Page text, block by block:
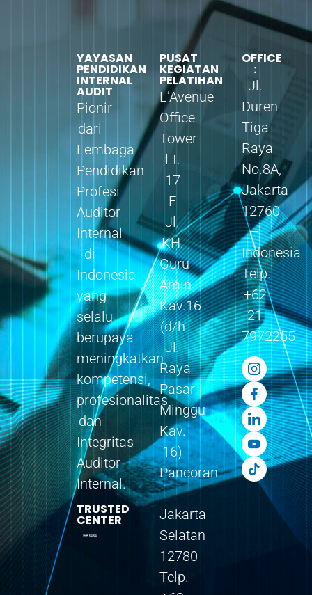
YAYASAN
PENDIDIKAN
INTERNAL
AUDIT
Pionir
dari
Lembaga
Pendidikan
Profesi
Auditor
Internal
di
Indonesia
yang
selalu
berupaya
meningkatkan
kompetensi,
profesionalitas
dan
Integritas
Auditor
Internal.
TRUSTED
CENTER
PUSAT
KEGIATAN
PELATIHAN
L’Avenue
Office
Tower
Lt.
17
F
Jl.
KH.
Guru
Amin
Kav.16
(d/h
Jl.
Raya
Pasar
Minggu
Kav.
16)
Pancoran
–
Jakarta
Selatan
12780
Telp.
OFFICE
:
Jl.
Duren
Tiga
Raya
No.8A,
Jakarta
12760
–
Indonesia
Telp.
+62
21
7972255